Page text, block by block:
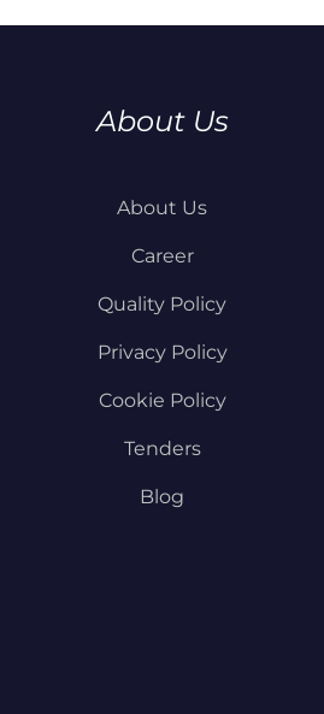
About Us
About Us
Career
Quality Policy
Privacy Policy
Cookie Policy
Tenders
Blog